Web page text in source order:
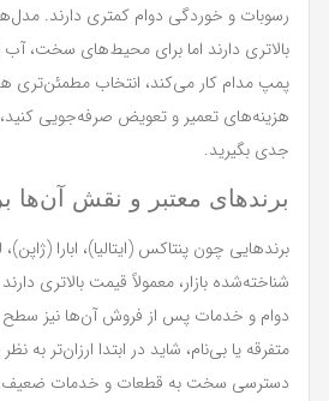
رسوبات و خوردگی دوام کمتری دارند.
بالاتری دارند اما برای محیط‌های سخت، آب
پمپ مدام کار می‌کند، انتخاب مطمئن‌تری
هزینه‌های تعمیر و تعویض صرفه‌جویی کنید،
جدی بگیرید.
برندهای معتبر و نقش آن‌ها
برندهایی چون پنتاکس (ایتالیا)، ابارا
شناخته‌شده بازار، معمولاً قیمت بالاتری
دوام و خدمات پس از فروش آن‌ها نیز سطح
متفرقه یا بی‌نام، شاید در ابتدا ارزان‌تر به
دسترسی سخت به قطعات و خدمات ضعیف،